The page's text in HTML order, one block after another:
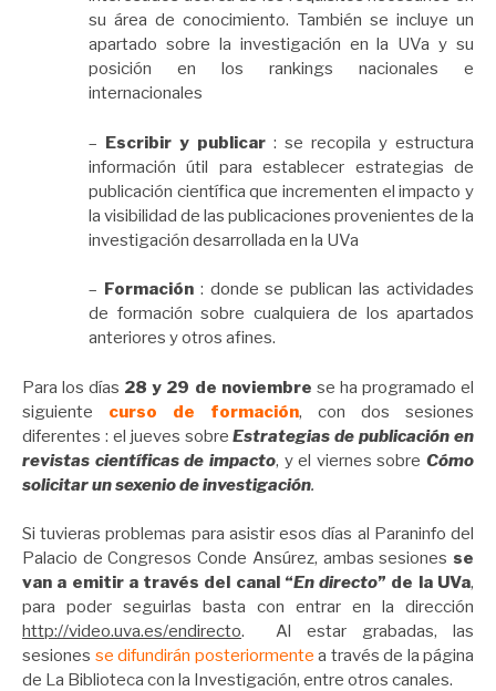
su área de conocimiento. También se incluye un
apartado sobre la investigación en la UVa y su
posición en los rankings nacionales e
internacionales
– Escribir y publicar : se recopila y estructura
información útil para establecer estrategias de
publicación científica que incrementen el impacto y
la visibilidad de las publicaciones provenientes de la
investigación desarrollada en la UVa
– Formación: donde se publican las actividades
de formación sobre cualquiera de los apartados
anteriores y otros afines.
Para los días 28 y 29 de noviembre se ha programado el
siguiente curso de formación, con dos sesiones
diferentes : el jueves sobreEstrategias de publicación en
revistas científicas de impacto, y el viernes sobre Cómo
solicitar un sexenio deinvestigación.
Si tuvieras problemas para asistir esos días al Paraninfo del
Palacio de Congresos Conde Ansúrez, ambas sesiones se
van a emitir a través del canal “En directo” de la UVa,
para poder seguirlas basta con entrar en la dirección
http://video.uva.es/endirecto.
Al estar grabadas, las
sesiones se difundirán posteriormente a través de la página
de La Biblioteca con la Investigación, entre otros canales.